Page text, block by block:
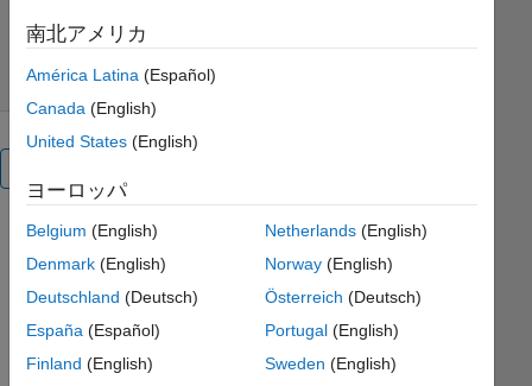
2007/8/30
Usage: [p,
Q]=
n)
The chi-
南北アメリカ
América Latina (Español)
Canada (English)
United States (English)
ヨーロッパ
Belgium (English)
Denmark (English)
Deutschland (Deutsch)
España (Español)
Finland (English)
Netherlands(English)
Norway(English)
Österreich (Deutsch)
Portugal(English)
Sweden (English)